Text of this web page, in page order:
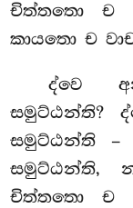
චිත්තතො ච
කායතො ච
ද්වෙ
සමුට්ඨන්ති?
සමුට්ඨන්ති–
සමුට්ඨන්ති,
චිත්තතො ච